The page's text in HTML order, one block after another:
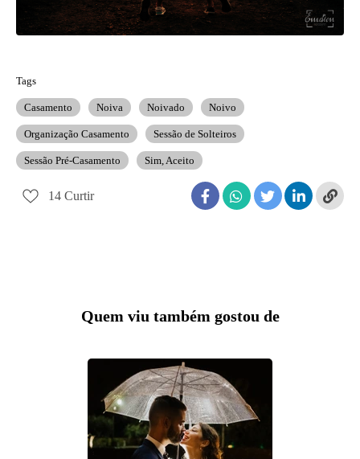
Tags
Casamento Noiva Noivado Noivo
Organização Casamento Sessão de Solteiros
Sessão Pré-Casamento Sim, Aceito
14 Curtir
Quem viu também gostou de